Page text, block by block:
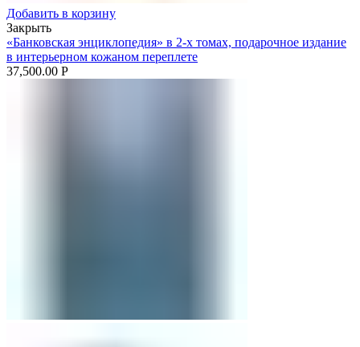
Добавить в корзину
Закрыть
«Банковская энциклопедия» в 2-х томах, подарочное издание
в интерьерном кожаном переплете
37,500.00 Р